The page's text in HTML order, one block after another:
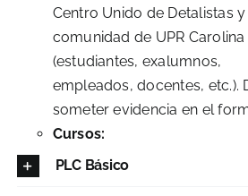
Centro Unido de Detalistas y
comunidad de UPR Carolina
(estudiantes, exalumnos,
empleados, docentes, etc.).
someter evidencia en el
Cursos:
PLC Básico